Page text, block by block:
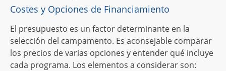
Costes y Opciones de Financiamiento
El presupuesto es un factor determinante en la
selección del campamento. Es aconsejable comparar
los precios de varias opciones y entender qué incluye
cada programa. Los elementos a considerar son: